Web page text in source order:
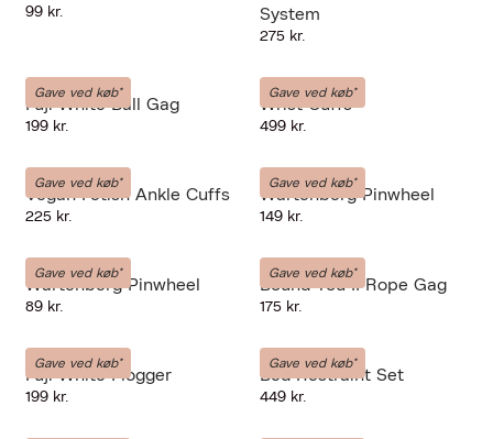
99 kr.
System
275 kr.
Gave ved køb*
LIEBE-SEELE
Fuji White Ball Gag
199 kr.
Gave ved køb*
LIEBE-SEELE
Wrist Cuffs
499 kr.
Gave ved køb*
LIEBE-SEELE
Vegan Fetish Ankle Cuffs
225 kr.
Gave ved køb*
LIEBE-SEELE
Wartenberg Pinwheel
149 kr.
Gave ved køb*
LIEBE-SEELE
Wartenberg Pinwheel
89 kr.
Gave ved køb*
LIEBE-SEELE
Bound You II Rope Gag
175 kr.
Gave ved køb*
LIEBE-SEELE
Fuji White Flogger
199 kr.
Gave ved køb*
LIEBE-SEELE
Bed Restraint Set
449 kr.